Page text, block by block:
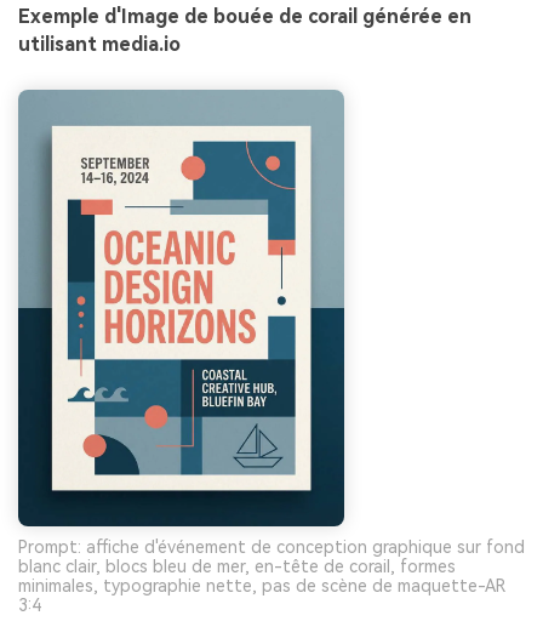
Exemple d'Image de bouée de corail générée en
utilisant media.io
Prompt: affiche d'événement de conception graphique sur fond
blanc clair, blocs bleu de mer, en-tête de corail, formes
minimales, typographie nette, pas de scène de maquette-AR
3:4